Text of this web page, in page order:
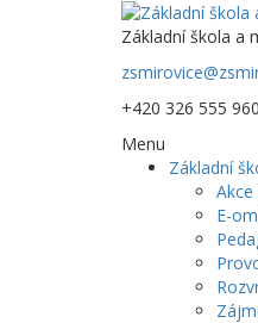
Základní škola a
+420 326 555 960
Menu
Základní
E-